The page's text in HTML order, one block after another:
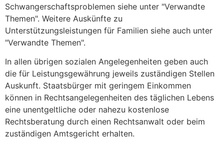
Schwangerschaftsproblemen siehe unter "Verwandte
Themen". Weitere Auskünfte zu
Unterstützungsleistungen für Familien siehe auch unter
"Verwandte Themen".
In allen übrigen sozialen Angelegenheiten geben auch
die für Leistungsgewährung jeweils zuständigen Stellen
Auskunft. Staatsbürger mit geringem Einkommen
können in Rechtsangelegenheiten des täglichen Lebens
eine unentgeltliche oder nahezu kostenlose
Rechtsberatung durch einen Rechtsanwalt oder beim
zuständigen Amtsgericht erhalten.